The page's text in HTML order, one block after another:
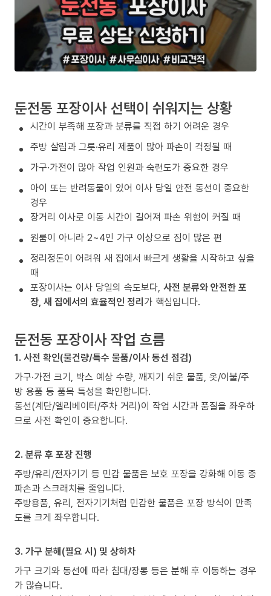
둔전동 포장이사 선택이 쉬워지는 상황
시간이 부족해 포장과 분류를 직접 하기 어려운 경우
주방 살림과 그릇·유리 제품이 많아 파손이 걱정될 때
가구·가전이 많아 작업 인원과 숙련도가 중요한 경우
아이 또는 반려동물이 있어 이사 당일 안전 동선이 중요한
경우
장거리 이사로 이동 시간이 길어져 파손 위험이 커질 때
원룸이 아니라 2~4인 가구 이상으로 짐이 많은 편
정리정돈이 어려워 새 집에서 빠르게 생활을 시작하고 싶을
때
포장이사는 이사 당일의 속도보다, 사전 분류와 안전한 포
장, 새 집에서의 효율적인 정리가 핵심입니다.
둔전동 포장이사 작업 흐름
1. 사전 확인(물건량/특수 물품/이사 동선 점검)
가구·가전 크기, 박스 예상 수량, 깨지기 쉬운 물품, 옷/이불/주
방 용품 등 품목 특성을 확인합니다.
동선(계단/엘리베이터/주차 거리)이 작업 시간과 품질을 좌우하
므로 사전 확인이 중요합니다.
2. 분류 후 포장 진행
주방/유리/전자기기 등 민감 물품은 보호 포장을 강화해 이동 중
파손과 스크래치를 줄입니다.
주방용품, 유리, 전자기기처럼 민감한 물품은 포장 방식이 만족
도를 크게 좌우합니다.
3. 가구 분해(필요 시) 및 상하차
가구 크기와 동선에 따라 침대/장롱 등은 분해 후 이동하는 경우
가 많습니다.